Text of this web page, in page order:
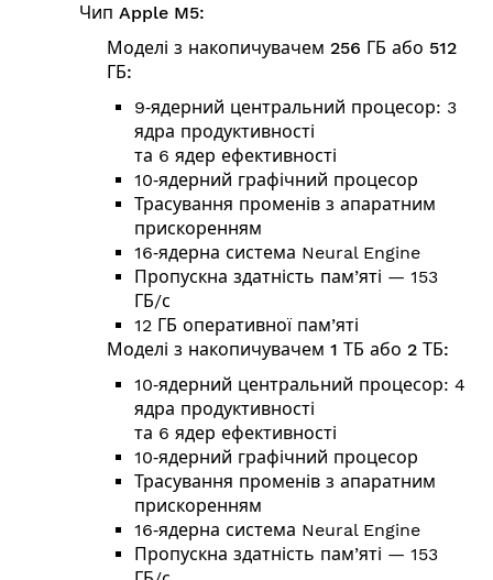
Чип Apple M5:
Моделі з накопичувачем 256 ГБ або 512
ГБ:
9‑ядерний центральний процесор: 3
ядра продуктивності
та 6 ядер ефективності
10‑ядерний графічний процесор
Трасування променів з апаратним
прискоренням
16‑ядерна система Neural Engine
Пропускна здатність пам’яті — 153
ГБ/с
12 ГБ оперативної пам’яті
Моделі з накопичувачем 1 ТБ або 2 ТБ:
10‑ядерний центральний процесор: 4
ядра продуктивності
та 6 ядер ефективності
10‑ядерний графічний процесор
Трасування променів з апаратним
прискоренням
16‑ядерна система Neural Engine
Пропускна здатність пам’яті — 153